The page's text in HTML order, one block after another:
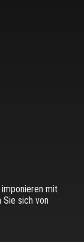
mit
Sie sich von